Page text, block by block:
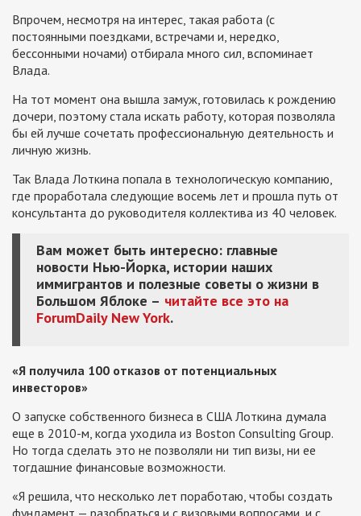
Впрочем, несмотря на интерес, такая работа (с
постоянными поездками, встречами и, нередко,
бессонными ночами) отбирала много сил, вспоминает
Влада.
На тот момент она вышла замуж, готовилась к рождению
дочери, поэтому стала искать работу, которая позволяла
бы ей лучше сочетать профессиональную деятельность и
личную жизнь.
Так Влада Лоткина попала в технологическую компанию,
где проработала следующие восемь лет и прошла путь от
консультанта до руководителя коллектива из 40 человек.
Вам может быть интересно: главные
новости Нью-Йорка, истории наших
иммигрантов и полезные советы о жизни в
Большом Яблоке – читайте все это на
ForumDaily New York.
«Я получила 100 отказов от потенциальных
инвесторов»
О запуске собственного бизнеса в США Лоткина думала
еще в 2010-м, когда уходила из Boston Consulting Group.
Но тогда сделать это не позволяли ни тип визы, ни ее
тогдашние финансовые возможности.
«Я решила, что несколько лет поработаю, чтобы создать